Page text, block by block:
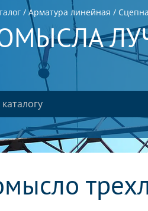
/ Арматура линейная /